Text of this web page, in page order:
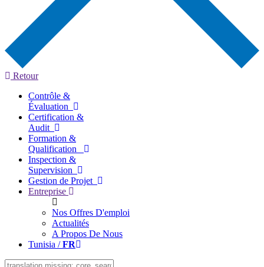
Retour
Contrôle &
Évaluation
Certification &
Audit
Formation &
Qualification
Inspection &
Supervision
Gestion de Projet
Entreprise
Nos Offres D'emploi
Actualités
A Propos De Nous
Tunisia /FR